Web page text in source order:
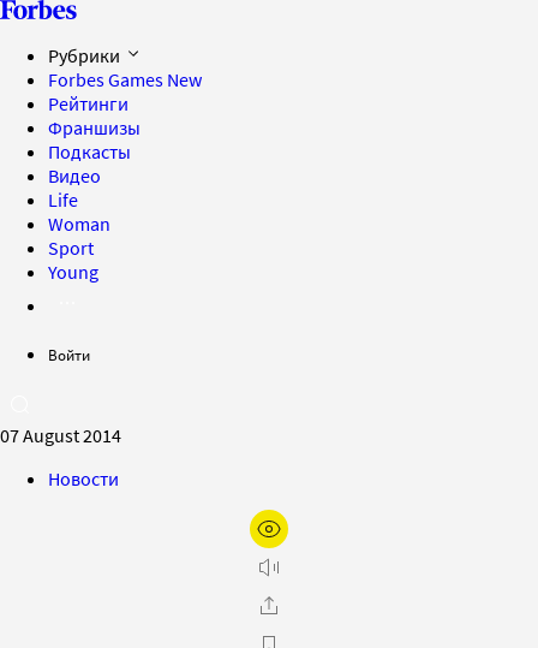
Рубрики
Forbes Games New
Рейтинги
Франшизы
Подкасты
Видео
Life
Woman
Sport
Young
Войти
07 August 2014
Новости